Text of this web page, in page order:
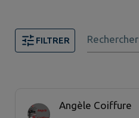
FILTRER Rechercher
Angèle Coiffure